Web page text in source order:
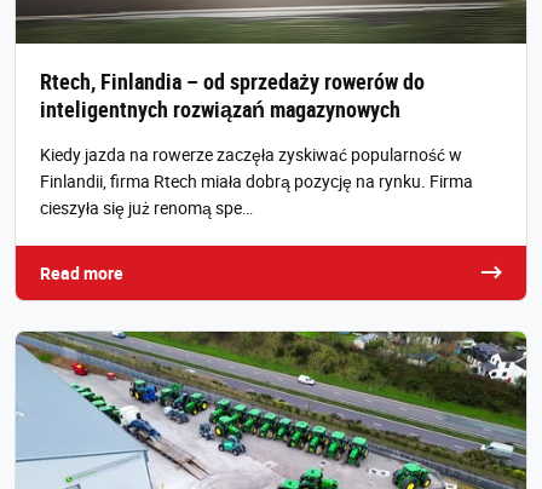
Rtech, Finlandia – od sprzedaży rowerów do
inteligentnych rozwiązań magazynowych
Kiedy jazda na rowerze zaczęła zyskiwać popularność w
Finlandii, firma Rtech miała dobrą pozycję na rynku. Firma
cieszyła się już renomą spe…
Read more